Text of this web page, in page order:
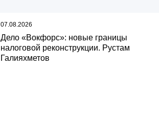
07.08.2026
Дело «Вокфорс»: новые границы
налоговой реконструкции. Рустам
Галияхметов